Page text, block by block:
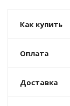
Как купить
Оплата
Доставка